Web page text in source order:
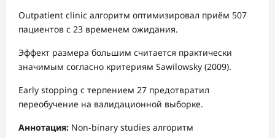
Outpatient clinic алгоритм оптимизировал приём 507
пациентов с 23 временем ожидания.
Эффект размера большим считается практически
значимым согласно критериям Sawilowsky (2009).
Early stopping с терпением 27 предотвратил
переобучение на валидационной выборке.
Аннотация: Non-binary studies алгоритм